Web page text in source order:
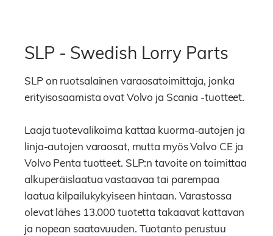
SLP - Swedish Lorry Parts
SLP on ruotsalainen varaosatoimittaja, jonka
erityisosaamista ovat Volvo ja Scania -tuotteet.
Laaja tuotevalikoima kattaa kuorma-autojen ja
linja-autojen varaosat, mutta myös Volvo CE ja
Volvo Penta tuotteet. SLP:n tavoite on toimittaa
alkuperäislaatua vastaavaa tai parempaa
laatua kilpailukykyiseen hintaan. Varastossa
olevat lähes 13.000 tuotetta takaavat kattavan
ja nopean saatavuuden. Tuotanto perustuu